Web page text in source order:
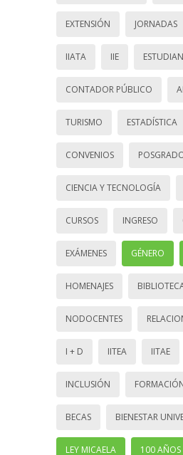
EXTENSIÓN JORNADAS
IIATA IIE
CONTADOR PÚBLICO
TURISMO ESTADÍSTICA
CONVENIOS
CIENCIA Y TECNOLOGÍA
CURSOS INGRESO
EXÁMENES GÉNERO
HOMENAJES
NODOCENTES
I + D IITEA IITAE
INCLUSIÓN
BECAS BIENESTAR
LEY MICAELA 100 AÑOS